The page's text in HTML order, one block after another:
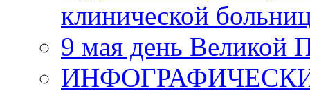
клинической
9 мая день Великой